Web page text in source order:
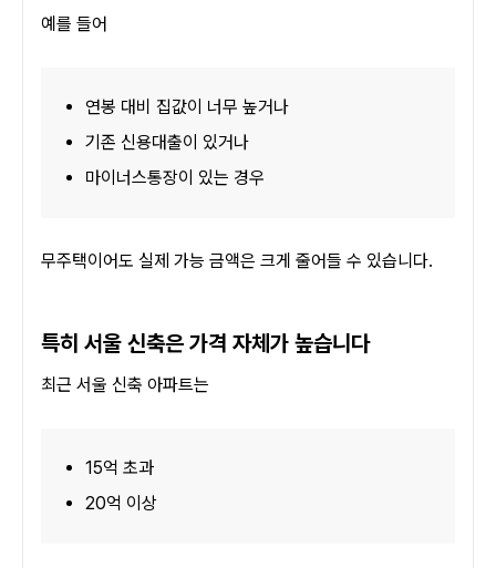
예를 들어
연봉 대비 집값이 너무 높거나
기존 신용대출이 있거나
마이너스통장이 있는 경우
무주택이어도 실제 가능 금액은 크게 줄어들 수 있습니다.
특히 서울 신축은 가격 자체가 높습니다
최근 서울 신축 아파트는
15억 초과
20억 이상